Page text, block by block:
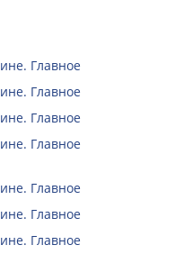
Главное
Главное
Главное
Главное
Главное
Главное
Главное